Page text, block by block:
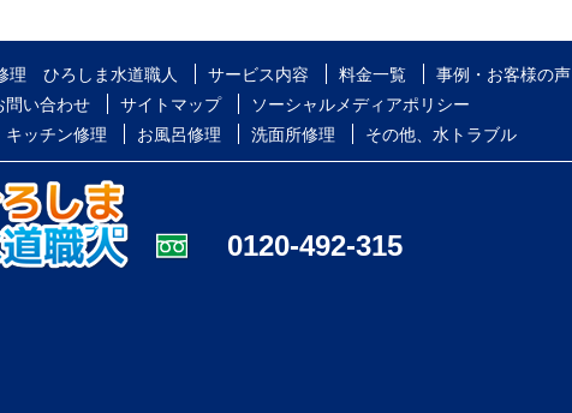
理 ひろしま水道職人 サービス内容 料金一覧 事例・お客様の声
問い合わせ サイトマップ
ソーシャルメディアポリシー
キッチン修理 お風呂修理 洗面所修理 その他、水トラブル
0120-492-315